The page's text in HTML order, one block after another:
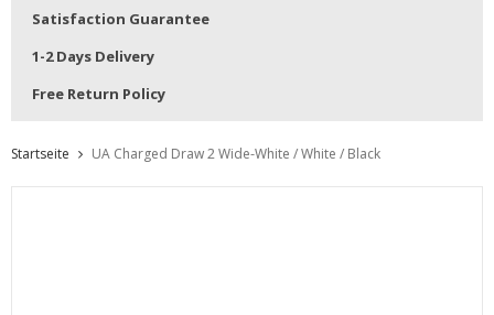
Satisfaction Guarantee
1-2 Days Delivery
Free Return Policy
Startseite UA Charged Draw 2 Wide-White / White / Black